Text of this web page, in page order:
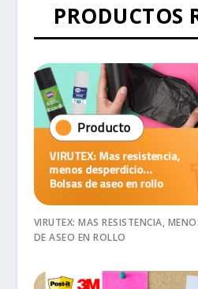
PRODUCTOS
VIRUTEX: MAS RESISTENCIA,
DE ASEO EN ROLLO